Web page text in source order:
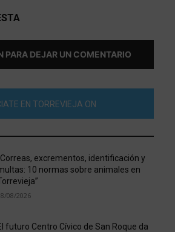
PARA DEJAR UN COMENTARIO
EN TORREVIEJA ON
excrementos, identificación y
10 normas sobre animales en
08/2026
futuro Centro Cívico de San Roque da